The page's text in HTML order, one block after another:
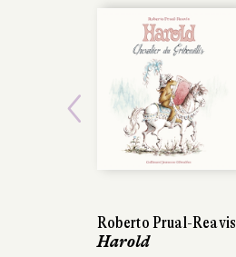
Roberto Prual-Reavis
Harold
Previous